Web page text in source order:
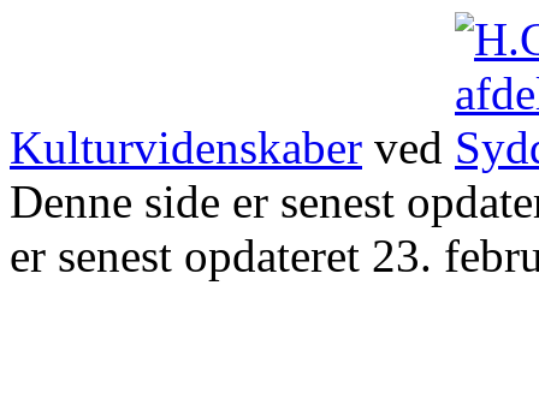
Kulturvidenskaber ved
Denne side er senest
er senest opdateret 23.